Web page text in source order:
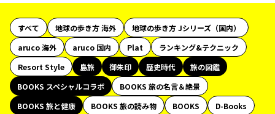
すべて 地球の歩き方 海外
地球の歩き方 Jシリーズ（国内）
aruco 海外
aruco 国内 Plat
ランキング&テクニック
Resort Style
島旅 御朱印 歴史時代
旅の図鑑
BOOKS スペシャルコラボ
BOOKS 旅の名言＆絶景
BOOKS 旅と健康
BOOKS 旅の読み物 BOOKS
D-Books